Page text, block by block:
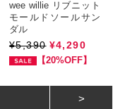
wee willie リブニット
モールドソールサン
ダル
¥5,390 ¥4,290
【20%OFF】
>